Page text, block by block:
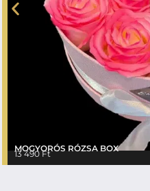
MOGYORÓS RÓZSA BOX
13 490Ft